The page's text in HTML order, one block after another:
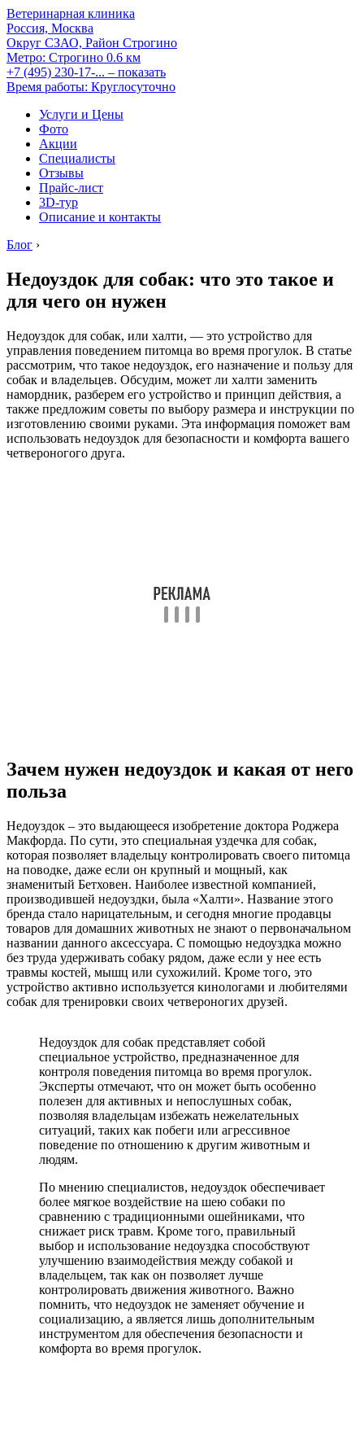
Ветеринарная клиника
Россия, Москва
Округ СЗАО, Район Строгино
Метро: Строгино 0.6 км
+7 (495) 230-17-... – показать
Время работы: Круглосуточно
Услуги и Цены
Фото
Акции
Специалисты
Отзывы
Прайс-лист
3D-тур
Описание и контакты
Блог ›
Недоуздок для собак: что это такое и
для чего он нужен
Недоуздок для собак, или халти, — это устройство для
управления поведением питомца во время прогулок. В статье
рассмотрим, что такое недоуздок, его назначение и пользу для
собак и владельцев. Обсудим, может ли халти заменить
намордник, разберем его устройство и принцип действия, а
также предложим советы по выбору размера и инструкции по
изготовлению своими руками. Эта информация поможет вам
использовать недоуздок для безопасности и комфорта вашего
четвероногого друга.
Зачем нужен недоуздок и какая от него
польза
Недоуздок – это выдающееся изобретение доктора Роджера
Макфорда. По сути, это специальная уздечка для собак,
которая позволяет владельцу контролировать своего питомца
на поводке, даже если он крупный и мощный, как
знаменитый Бетховен. Наиболее известной компанией,
производившей недоуздки, была «Халти». Название этого
бренда стало нарицательным, и сегодня многие продавцы
товаров для домашних животных не знают о первоначальном
названии данного аксессуара. С помощью недоуздка можно
без труда удерживать собаку рядом, даже если у нее есть
травмы костей, мышц или сухожилий. Кроме того, это
устройство активно используется кинологами и любителями
собак для тренировки своих четвероногих друзей.
Недоуздок для собак представляет собой
специальное устройство, предназначенное для
контроля поведения питомца во время прогулок.
Эксперты отмечают, что он может быть особенно
полезен для активных и непослушных собак,
позволяя владельцам избежать нежелательных
ситуаций, таких как побеги или агрессивное
поведение по отношению к другим животным и
людям.
По мнению специалистов, недоуздок обеспечивает
более мягкое воздействие на шею собаки по
сравнению с традиционными ошейниками, что
снижает риск травм. Кроме того, правильный
выбор и использование недоуздка способствуют
улучшению взаимодействия между собакой и
владельцем, так как он позволяет лучше
контролировать движения животного. Важно
помнить, что недоуздок не заменяет обучение и
социализацию, а является лишь дополнительным
инструментом для обеспечения безопасности и
комфорта во время прогулок.